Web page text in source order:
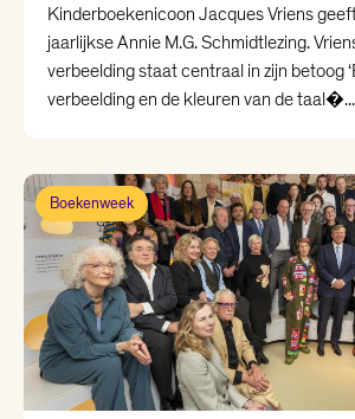
Kinderboekenicoon Jacques Vriens
jaarlijkse Annie M.G. Schmidtlezing.
verbeelding staat centraal in zijn betoog
verbeelding en de kleuren van de taal�...
Boekenweek